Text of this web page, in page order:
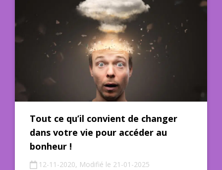
Tout ce qu’il convient de changer
dans votre vie pour accéder au
bonheur !
12-11-2020, Modifié le 21-01-2025